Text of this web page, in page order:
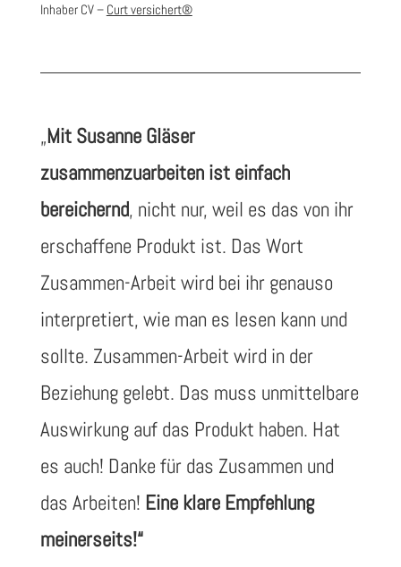
Inhaber CV – Curt versichert®
„Mit Susanne Gläser
zusammenzuarbeiten ist einfach
bereichernd, nicht nur, weil es das von ihr
erschaffene Produkt ist. Das Wort
Zusammen-Arbeit wird bei ihr genauso
interpretiert, wie man es lesen kann und
sollte. Zusammen-Arbeit wird in der
Beziehung gelebt. Das muss unmittelbare
Auswirkung auf das Produkt haben. Hat
es auch! Danke für das Zusammen und
das Arbeiten! Eine klare Empfehlung
meinerseits!“